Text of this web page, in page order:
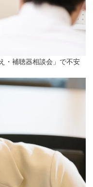
・補聴器相談会」で不安